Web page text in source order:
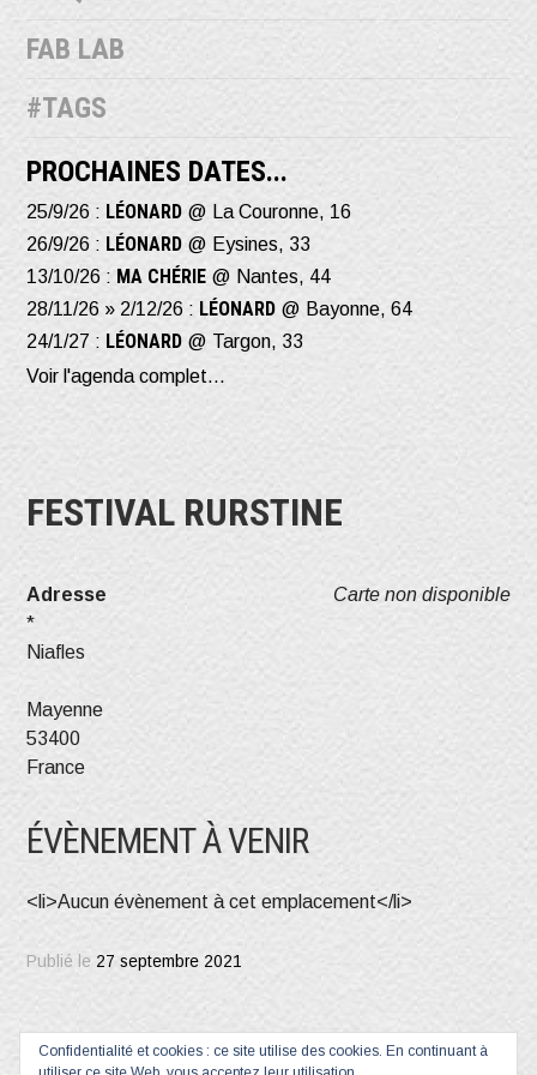
FAB LAB
#TAGS
PROCHAINES DATES...
25/9/26 : LÉONARD @ La Couronne, 16
26/9/26 : LÉONARD @ Eysines, 33
13/10/26 : MA CHÉRIE @ Nantes, 44
28/11/26 » 2/12/26 : LÉONARD @ Bayonne, 64
24/1/27 : LÉONARD @ Targon, 33
Voir l'agenda complet...
FESTIVAL RURSTINE
Carte non disponible
Adresse
*
Niafles
Mayenne
53400
France
ÉVÈNEMENT À VENIR
<li>Aucun évènement à cet emplacement</li>
Publié le 27 septembre 2021
Confidentialité et cookies : ce site utilise des cookies. En continuant à